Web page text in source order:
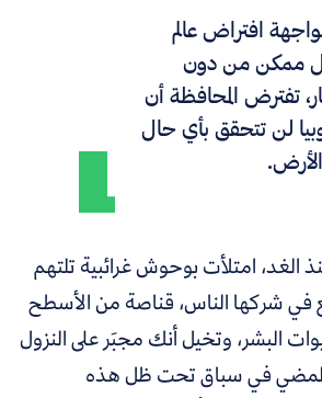
افتراض عالم
ممكن من دون
تفترض المحافظة أن
لن تتحقق بأي حال
الغد، امتلأت بوحوش غرائبية تلتهم
في شركها الناس، قناصة من الأسطح
البشر، وتخيل أنك مجبَر على النزول
في سباق تحت ظل هذه